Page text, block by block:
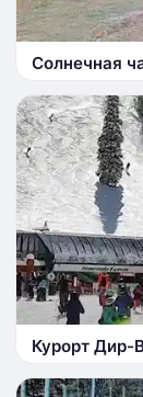
Солнечная
Курорт Дир-